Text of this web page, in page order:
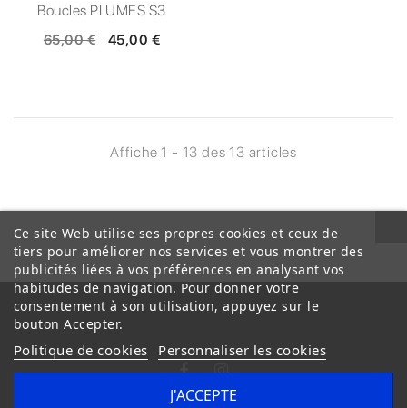
Boucles PLUMES S3
65,00 € 45,00 €
Affiche 1 - 13 des 13 articles
Conditions Générales de Vente
Ce site Web utilise ses propres cookies et ceux de
tiers pour améliorer nos services et vous montrer des
publicités liées à vos préférences en analysant vos
habitudes de navigation. Pour donner votre
consentement à son utilisation, appuyez sur le
bouton Accepter.
Politique de cookies Personnaliser les cookies
J'ACCEPTE